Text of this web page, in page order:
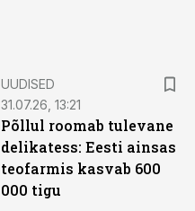
UUDISED
31.07.26, 13:21
Põllul roomab tulevane
delikatess: Eesti ainsas
teofarmis kasvab 600
000 tigu